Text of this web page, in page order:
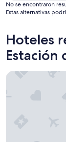
No se encontraron
Estas alternativas
Hoteles
Estación
The Lodge Lake